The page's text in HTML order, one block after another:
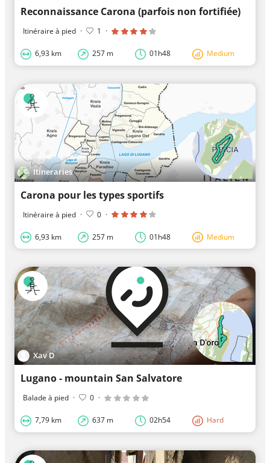
Reconnaissance Carona (parfois non fortifiée)
Itinéraire à pied · 1 ·
6,93 km 257 m 01h48 Medium
Itineraries
Carona pour les types sportifs
Itinéraire à pied · 0 ·
6,93 km 257 m 01h48 Medium
Xav D
Lugano - mountain San Salvatore
Balade à pied · 0 ·
7,79 km 637 m 02h54 Hard